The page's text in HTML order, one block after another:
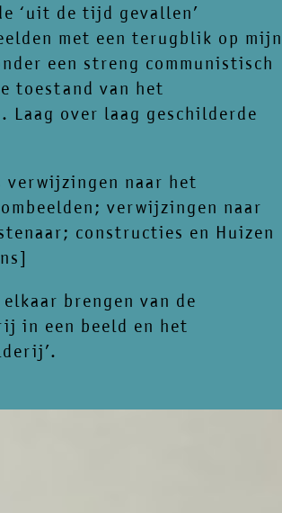
‘uit de tijd gevallen’
met een terugblik op mijn
een streng communistisch
toestand van het
Laag over laag geschilderde
verwijzingen naar het
verwijzingen naar
constructies en Huizen
brengen van de
in een beeld en het